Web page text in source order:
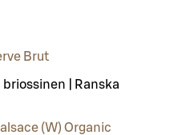
Brut
| Ranska
(W) Organic